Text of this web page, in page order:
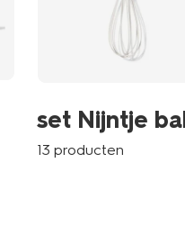
set Nijntje
13 producten